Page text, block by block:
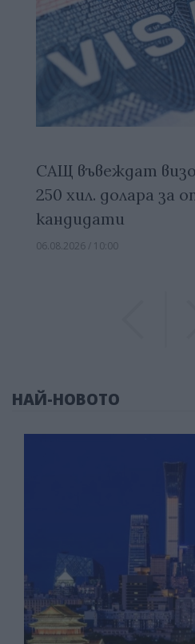
САЩ въвеждат
250 хил. долара за
кандидати
06.08.2026 / 10:00
НАЙ-НОВОТО